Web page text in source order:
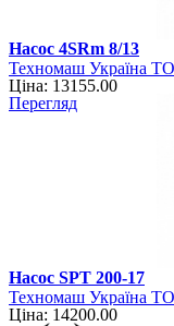
Насос 4SRm 8/13
Техномаш Україна
Ціна: 13155.00
Перегляд
Насос SPT 200-17
Техномаш Україна
Ціна: 14200.00